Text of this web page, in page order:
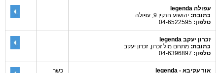
עפולה legenda
כתובת: יהושוע חנקין 9, עפולה
טלפון:
זכרון יעקב legenda
כתובת: מתחם מול זכרון, זכרון יעקב
טלפון:
אור עקיבא - legenda
כשר